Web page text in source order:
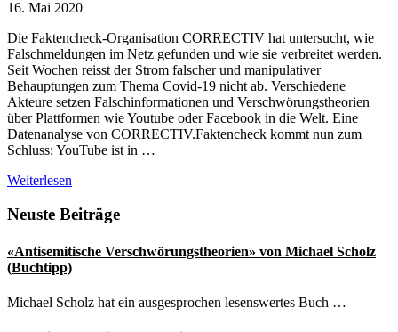
16. Mai 2020
Die Faktencheck-Organisation CORRECTIV hat untersucht, wie
Falschmeldungen im Netz gefunden und wie sie verbreitet werden.
Seit Wochen reisst der Strom falscher und manipulativer
Behauptungen zum Thema Covid-19 nicht ab. Verschiedene
Akteure setzen Falschinformationen und Verschwörungstheorien
über Plattformen wie Youtube oder Facebook in die Welt. Eine
Datenanalyse von CORRECTIV.Faktencheck kommt nun zum
Schluss: YouTube ist in …
CORRECTIV:
zu
19
vor
allem
YouTube
Weiterlesen
Seitenspalte
Neuste Beiträge
«Antisemitische Verschwörungstheorien» von Michael Scholz
(Buchtipp)
Michael Scholz hat ein ausgesprochen lesenswertes Buch …